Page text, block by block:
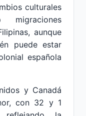
culturales
migraciones
aunque
puede estar
española
y Canadá
con 32 y 1